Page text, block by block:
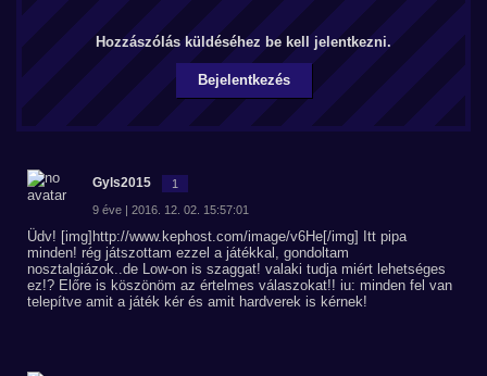
Hozzászólás küldéséhez be kell jelentkezni.
Bejelentkezés
Gyls2015 1
9 éve | 2016. 12. 02. 15:57:01
Üdv! [img]http://www.kephost.com/image/v6He[/img] Itt pipa
minden! rég játszottam ezzel a játékkal, gondoltam
nosztalgiázok..de Low-on is szaggat! valaki tudja miért lehetséges
ez!? Előre is köszönöm az értelmes válaszokat!! iu: minden fel van
telepítve amit a játék kér és amit hardverek is kérnek!